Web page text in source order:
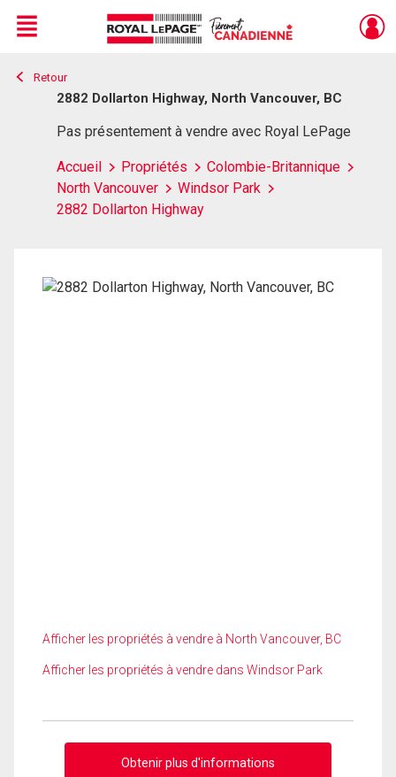
Live
En Direct
Menu
Retour
2882 Dollarton Highway, North Vancouver, BC
Pas présentement à vendre avec Royal LePage
Accueil Propriétés
Colombie-Britannique
North Vancouver
Windsor Park
2882 Dollarton Highway
Afficher les propriétés à vendre à North Vancouver, BC
Afficher les propriétés à vendre dans Windsor Park
Obtenir plus d'informations